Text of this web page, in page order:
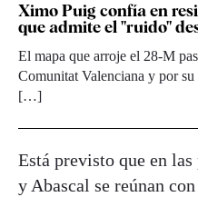
Ximo Puig confía en
que admite el "ruido"
El mapa que arroje el 28-M
Comunitat Valenciana y por
[…]
Está previsto que en
y Abascal se reúnan